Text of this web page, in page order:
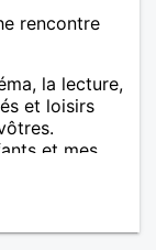
rencontre
la lecture,
et loisirs
et mes
pour le
à l’écoute,
pour une
et où